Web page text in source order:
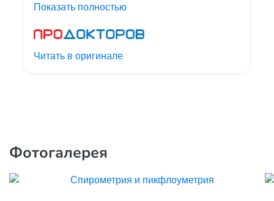
Показать полностью
Читать в оригинале
Фотогалерея